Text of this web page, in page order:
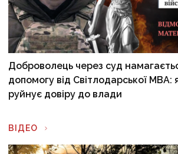
Доброволець через суд
допомогу від Світлодарської МВА:
руйнує довіру до влади
ВІДЕО